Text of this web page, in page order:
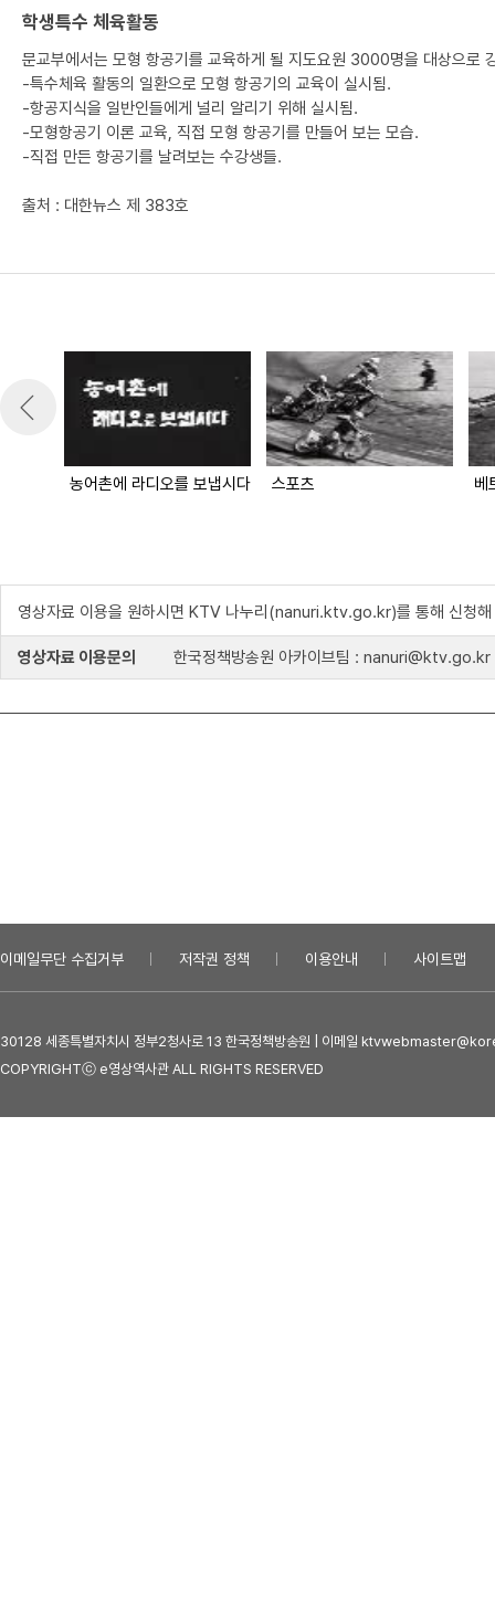
학생특수 체육활동
문교부에서는 모형 항공기를 교육하게 될 지도요원 3000명을 대상으로
-특수체육 활동의 일환으로 모형 항공기의 교육이 실시됨.
-항공지식을 일반인들에게 널리 알리기 위해 실시됨.
-모형항공기 이론 교육, 직접 모형 항공기를 만들어 보는 모습.
-직접 만든 항공기를 날려보는 수강생들.
출처 : 대한뉴스 제 383호
농어촌에 라디오를 보냅시다 스포츠 베
영상자료 이용을 원하시면 KTV 나누리(nanuri.ktv.go.kr)를 통해 신청해
영상자료 이용문의 한국정책방송원 아카이브팀 : nanuri@ktv.go.kr
이메일무단 수집거부 저작권 정책 이용안내 사이트맵
30128 세종특별자치시 정부2청사로 13 한국정책방송원 | 이메일
COPYRIGHTⓒ e영상역사관 ALL RIGHTS RESERVED